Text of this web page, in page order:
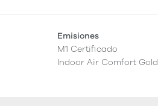
Emisiones
M1 Certificado
Indoor Air Comfort Gold